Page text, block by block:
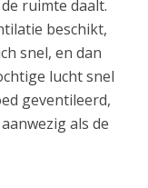
ruimte daalt.
beschikt,
snel, en dan
lucht snel
geventileerd,
als de